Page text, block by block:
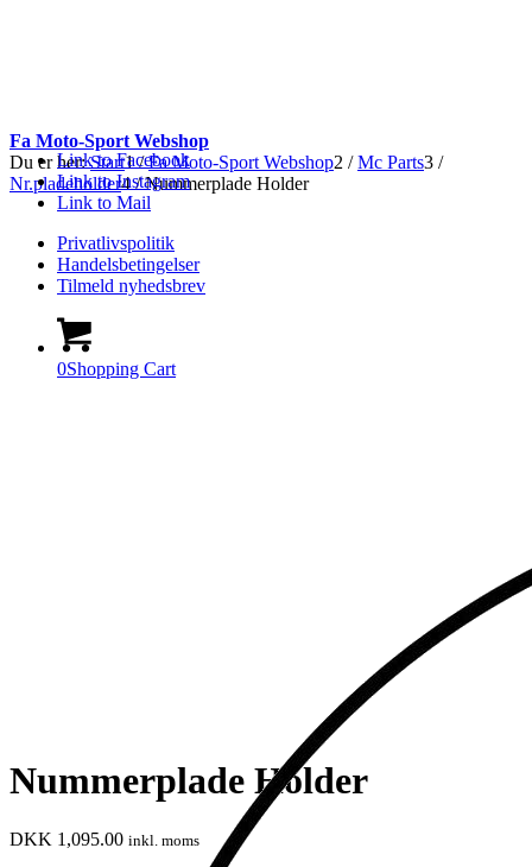
Link to Facebook
Link to Instagram
Link to Mail
Privatlivspolitik
Handelsbetingelser
Tilmeld nyhedsbrev
0Shopping Cart
Fa Moto-Sport Webshop
Du er her: Start1 / Fa Moto-Sport Webshop2 / Mc Parts3 /
Nr.pladeholder4 / Nummerplade Holder
Nummerplade Holder
DKK 1,095.00 inkl. moms